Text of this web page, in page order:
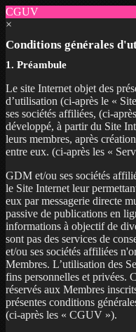
CGUV
×
Conditions générales
1. Préambule
Le site Internet objet des
d’utilisation (ci-après le «
ses sociétés affiliées, (ci-
développé, à partir du Site
leurs membres, après
entre eux. (ci-après les «
GDM et/ou ses sociétés
le Site Internet leur
eux par messagerie directe
passive de publications en
informations à objectif de
sont pas des services de
et/ou ses sociétés affiliées
Membres. L’utilisation des
fins personnelles et privées.
réservés aux Membres
présentes conditions
(ci-après les « CGUV »).